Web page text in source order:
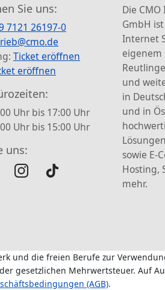
Sie uns:
7121 26197-0
Ticket eröffnen
eröffnen
Uhr bis 17:00 Uhr
Uhr bis 15:00 Uhr
uns:
Die
GmbH
Internet
eigenem
und
in
und in
sowie E-
Hosting,
mehr.
und die freien Berufe zur
gesetzlichen Mehrwertsteuer. Auf
(AGB).